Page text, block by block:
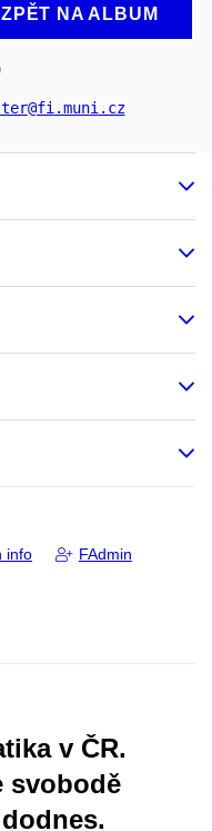
ZPĚT NA ALBUM
@fi.muni.cz
info FAdmin
v ČR.
svobodě